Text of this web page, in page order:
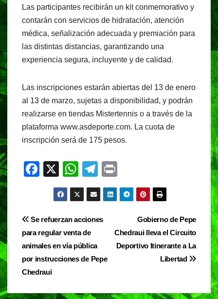
Las participantes recibirán un kit conmemorativo y
contarán con servicios de hidratación, atención
médica, señalización adecuada y premiación para
las distintas distancias, garantizando una
experiencia segura, incluyente y de calidad.
Las inscripciones estarán abiertas del 13 de enero
al 13 de marzo, sujetas a disponibilidad, y podrán
realizarse en tiendas Mistertennis o a través de la
plataforma www.asdeporte.com. La cuota de
inscripción será de 175 pesos.
F
e
b
o
o
k
X
W
h
at
s
A
p
p
T
el
e
gr
in
t
Navegación
de
entradas
Gobierno de Pepe
Chedraui lleva el Circuito
Deportivo Itinerante a La
Libertad
Se refuerzan acciones
para regular venta de
animales en vía pública
por instrucciones de Pepe
Chedraui